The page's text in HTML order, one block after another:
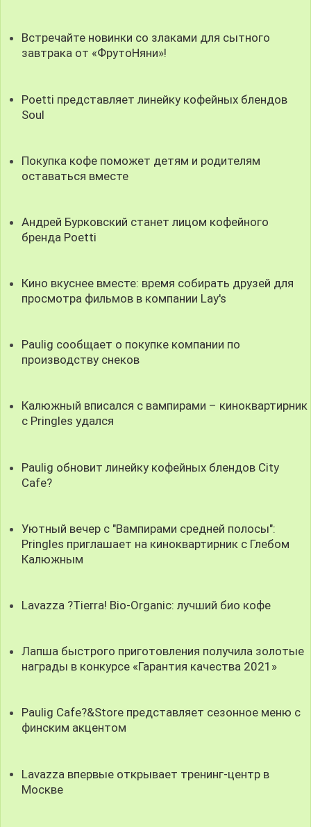
Встречайте новинки со злаками для сытного
завтрака от «ФрутоНяни»!
Poetti представляет линейку кофейных блендов
Soul
Покупка кофе поможет детям и родителям
оставаться вместе
Андрей Бурковский станет лицом кофейного
бренда Poetti
Кино вкуснее вместе: время собирать друзей для
просмотра фильмов в компании Lay's
Paulig сообщает о покупке компании по
производству снеков
Калюжный вписался с вампирами – киноквартирник
с Pringles удался
Paulig обновит линейку кофейных блендов City
Cafe?
Уютный вечер с "Вампирами средней полосы":
Pringles приглашает на киноквартирник с Глебом
Калюжным
Lavazza ?Tierra! Bio-Organic: лучший био кофе
Лапша быстрого приготовления получила золотые
награды в конкурсе «Гарантия качества 2021»
Paulig Cafe?&Store представляет сезонное меню с
финским акцентом
Lavazza впервые открывает тренинг-центр в
Москве